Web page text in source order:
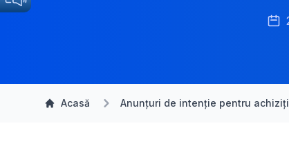
Acasă Anunțuri de intenție pentru